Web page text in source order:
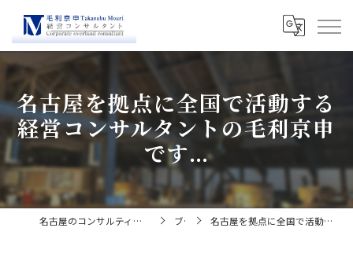
名古屋を拠点に全国で活動する
経営コンサルタントの毛利京申
です...
名古屋のコンサルティングなら経営コンサルタント毛利京申 ブログ 名古屋を拠点に全国で活動する経営コンサルタントの毛利京申です...